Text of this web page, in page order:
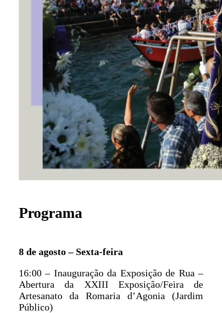
Programa
8 de agosto – Sexta-feira
16:00 – Inauguração da Exposição de Rua –
Abertura da XXIII Exposição/Feira de
Artesanato da Romaria d’Agonia (Jardim
Público)